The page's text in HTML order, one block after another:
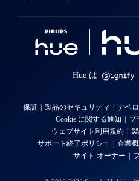
Hue は
保証 製品のセキュリティ デベ
Cookie に関する通知
プ
ウェブサイト利用規約
サポート終了ポリシー
企業
サイト オーナー